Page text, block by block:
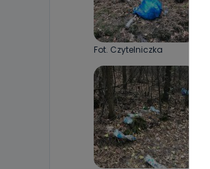
Fot. Czytelniczka